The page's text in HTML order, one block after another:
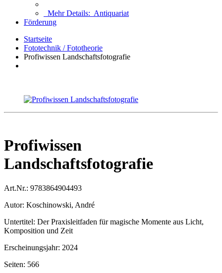
Mehr Details: Antiquariat
Förderung
Startseite
Fototechnik / Fototheorie
Profiwissen Landschaftsfotografie
Profiwissen
Landschaftsfotografie
Art.Nr.: 9783864904493
Autor: Koschinowski, André
Untertitel: Der Praxisleitfaden für magische Momente aus Licht,
Komposition und Zeit
Erscheinungsjahr: 2024
Seiten: 566